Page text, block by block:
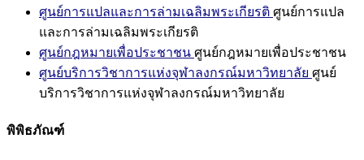
ศูนย์การแปลและการล่ามเฉลิมพระเกียรติ ศูนย์การแปล
และการล่ามเฉลิมพระเกียรติ
ศูนย์กฎหมายเพื่อประชาชน ศูนย์กฎหมายเพื่อประชาชน
ศูนย์บริการวิชาการแห่งจุฬาลงกรณ์มหาวิทยาลัย ศูนย์
บริการวิชาการแห่งจุฬาลงกรณ์มหาวิทยาลัย
พิพิธภัณฑ์